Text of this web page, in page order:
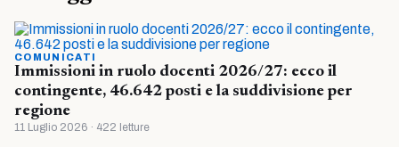
COMUNICATI
Immissioni in ruolo docenti 2026/27: ecco il
contingente, 46.642 posti e la suddivisione per
regione
11 Luglio 2026 · 422 letture